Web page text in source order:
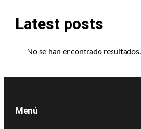
Latest posts
No se han encontrado resultados.
Menú